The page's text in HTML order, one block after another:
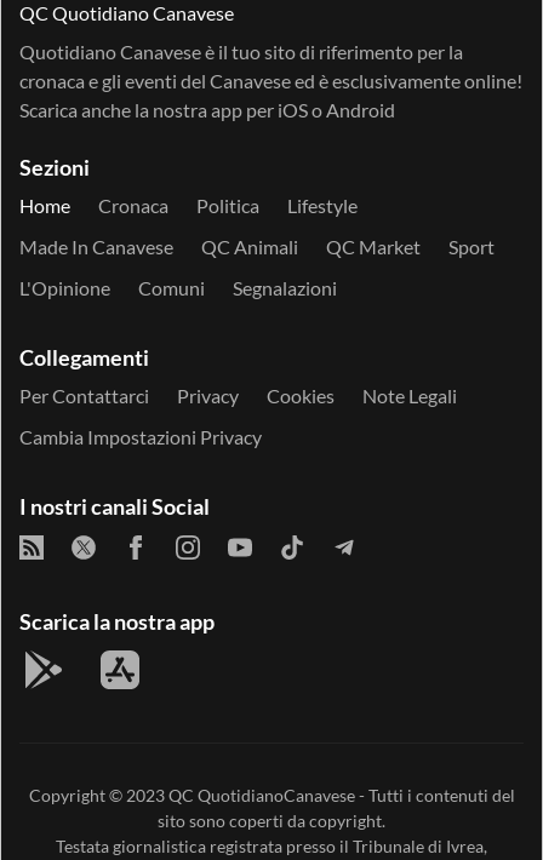
QC Quotidiano Canavese
Quotidiano Canavese è il tuo sito di riferimento per la
cronaca e gli eventi del Canavese ed è esclusivamente online!
Scarica anche la nostra app per iOSo Android
Sezioni
Home Cronaca Politica
Lifestyle
Made In Canavese
QC Animali QC Market
Sport
L'Opinione
Comuni Segnalazioni
Collegamenti
Per Contattarci Privacy Cookies
Note Legali
Cambia Impostazioni Privacy
I nostri canali Social
Scarica la nostra app
Copyright © 2023QC QuotidianoCanavese- Tutti i contenuti del
sito sono coperti da copyright.
Testata giornalistica registrata presso il Tribunale di Ivrea,